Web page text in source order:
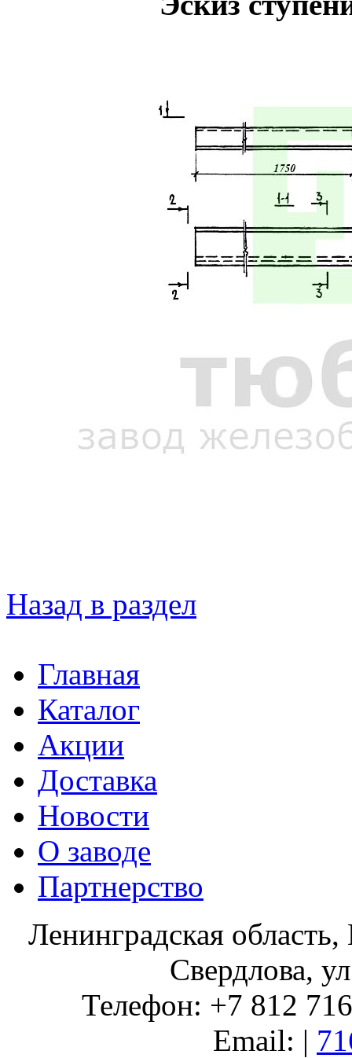
Назад в раздел
Главная
Каталог
Акции
Доставка
Новости
О заводе
Партнерство
Ленинградская
Свердлова,
Телефон: +7 812
Email: |